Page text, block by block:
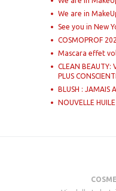
We are in
See you in New
COSMOPROF
Mascara effet
CLEAN BEAUTY:
PLUS
BLUSH : JAMAIS
NOUVELLE